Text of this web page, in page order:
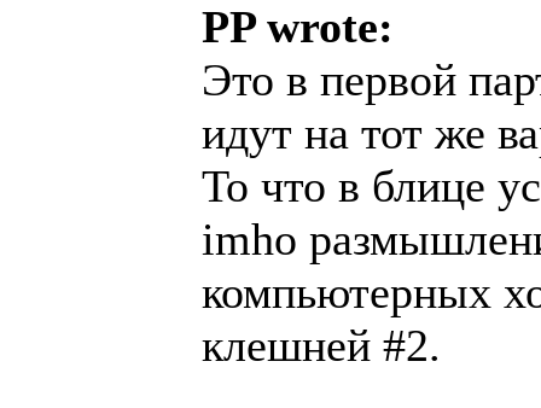
PP wrote:
Это в первой
идут на тот же
То что в блице
imho
компьютерных
клешней #2.